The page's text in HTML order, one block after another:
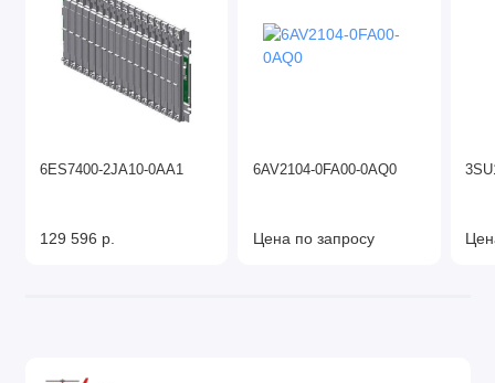
6ES7400-2JA10-0AA1
129 596 р.
6AV2104-0FA00-0AQ0
Цена по запросу